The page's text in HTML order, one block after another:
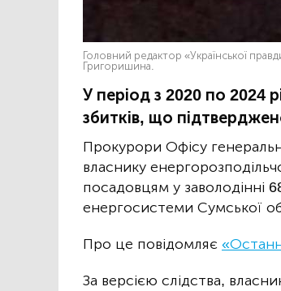
Головний редактор «Української
Григоришина.
У період з 2020 по 2024
збитків, що
Прокурори Офісу
власнику
посадовцям у заволодінні
енергосистеми Сумської
Про це повідомляє
За версією слідства,